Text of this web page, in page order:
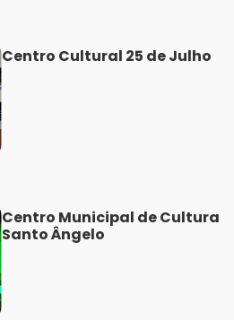
Centro Cultural 25 de Julho
Centro Municipal de Cultura
Santo Ângelo